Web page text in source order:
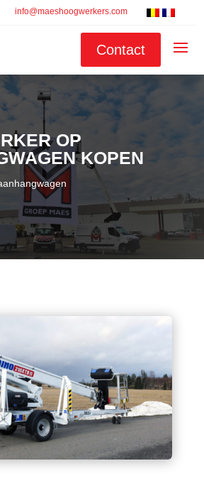
info@maeshoogwerkers.com
Contact
OP
KOPEN